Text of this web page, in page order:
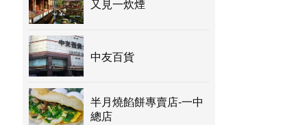
又見一炊煙
中友百貨
半月燒餡餅專賣店-一中
總店